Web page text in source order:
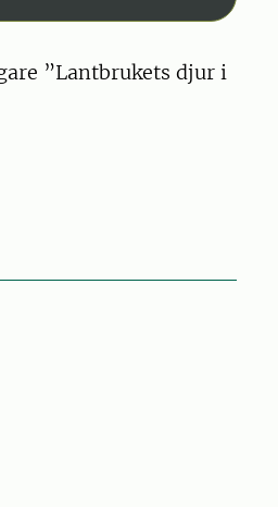
”Lantbrukets djur i